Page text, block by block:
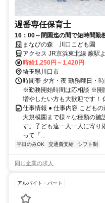
遅番専任保育士
16：00～閉園迄の間で短時間勤
す！週3日～シフトOK！
まなびの森 川口こども園
アクセス JR京浜東北線 蕨駅
時給1,250円～1,420円
埼玉県川口市
時間帯 夕方・夜 勤務曜日・
※勤務開始時間は応相談 ※開
増やしたい方も大歓迎です！
仕事情報 ● 仕事内容 こども
大規模園まで様々な種類の施
す。子ども達一人一人に寄り
って「...
平日のみOK 交通費支給 シフト制
同じ企業の求人
アルバイト・パート